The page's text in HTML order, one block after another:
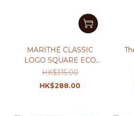
MARITHÉ CLASSIC
LOGO SQUARE ECO
BAG (Limited Edition)
HK$315.00
HK$288.00